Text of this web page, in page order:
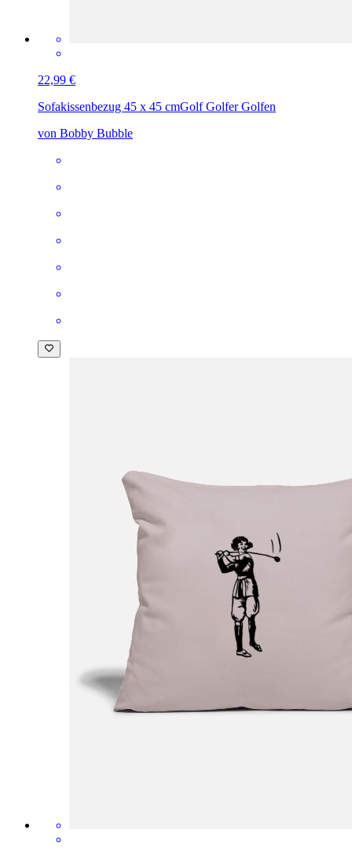
22,99 €
Sofakissenbezug 45 x 45 cmGolf Golfer Golfen
von Bobby Bubble